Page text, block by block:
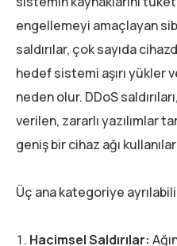
engellemeyi amaçlayan
saldırılar, çok sayıda
hedef sistemi aşırı yükler
neden olur. DDoS
verilen, zararlı yazılımlar
geniş bir cihaz ağı
Üç ana kategoriye
Hacimsel Saldırılar: